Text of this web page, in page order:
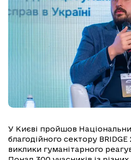
У Києві пройшов
благодійного сектору
виклики гуманітарного